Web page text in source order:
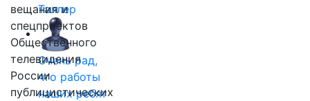
Таллер
Очень рад,
что работы
наших ребят
вещания и
спецпроектов
Общественного
телевидения
России
публицистических